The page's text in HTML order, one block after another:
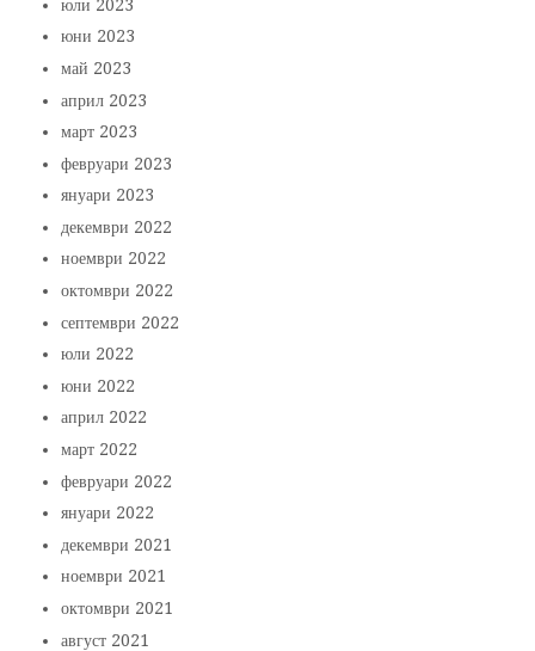
юли 2023
юни 2023
май 2023
април 2023
март 2023
февруари 2023
януари 2023
декември 2022
ноември 2022
октомври 2022
септември 2022
юли 2022
юни 2022
април 2022
март 2022
февруари 2022
януари 2022
декември 2021
ноември 2021
октомври 2021
август 2021